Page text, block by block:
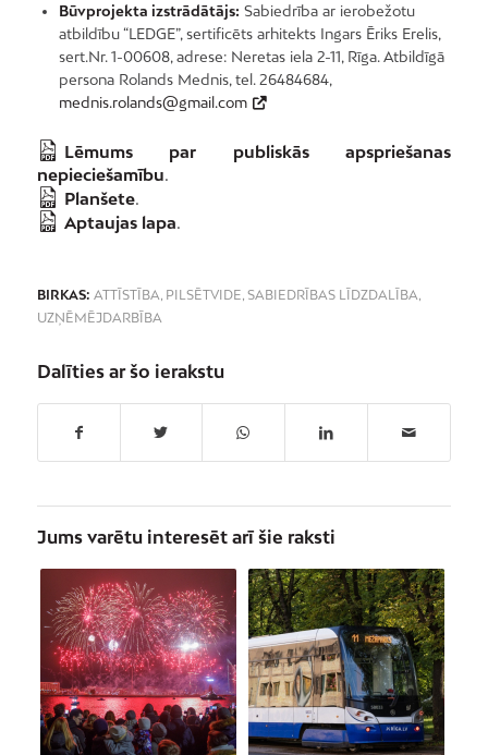
Būvprojekta izstrādātājs: Sabiedrība ar ierobežotu
atbildību “LEDGE”, sertificēts arhitekts Ingars Ēriks Erelis,
sert.Nr. 1-00608, adrese: Neretas iela 2-11, Rīga. Atbildīgā
persona Rolands Mednis, tel. 26484684,
mednis.rolands@gmail.com
Lēmums par publiskās apspriešanas
nepieciešamību.
Planšete.
Aptaujas lapa.
BIRKAS: ATTĪSTĪBA, PILSĒTVIDE, SABIEDRĪBAS LĪDZDALĪBA,
UZŅĒMĒJDARBĪBA
Dalīties ar šo ierakstu
Jums varētu interesēt arī šie raksti